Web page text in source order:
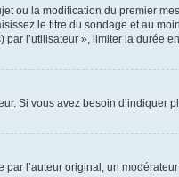
ou la modification du premier
le titre du sondage et au
l’utilisateur », limiter la
Si vous avez besoin d’indiquer
l’auteur original, un